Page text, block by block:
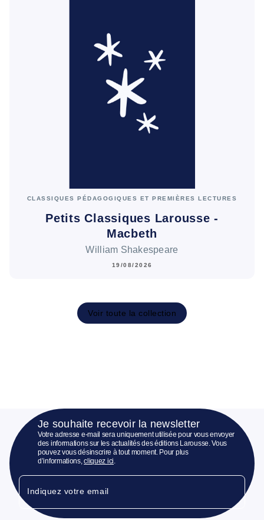
CLASSIQUES PÉDAGOGIQUES ET PREMIÈRES LECTURES
Petits Classiques Larousse -
Macbeth
William Shakespeare
19/08/2026
Voir toute la collection
Je souhaite recevoir la newsletter
Votre adresse e-mail sera uniquement utilisée pour vous envoyer
des informations sur les actualités des éditions Larousse. Vous
pouvez vous désinscrire à tout moment. Pour plus
d’informations,cliquez ici.
Indiquez votre email